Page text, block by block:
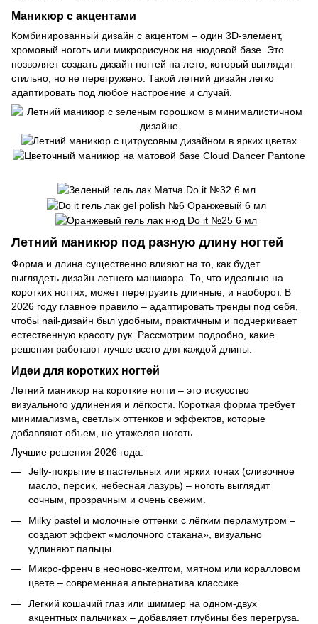
Маникюр с акцентами
Комбинированный дизайн с акцентом – один 3D-элемент,
хромовый ноготь или микрорисунок на нюдовой базе. Это
позволяет создать дизайн ногтей на лето, который выглядит
стильно, но не перегружено. Такой летний дизайн легко
адаптировать под любое настроение и случай.
Летний маникюр под разную длину ногтей
Форма и длина существенно влияют на то, как будет
выглядеть дизайн летнего маникюра. То, что идеально на
коротких ногтях, может перегрузить длинные, и наоборот. В
2026 году главное правило – адаптировать тренды под себя,
чтобы nail-дизайн был удобным, практичным и подчеркивает
естественную красоту рук. Рассмотрим подробно, какие
решения работают лучше всего для каждой длины.
Идеи для коротких ногтей
Летний маникюр на короткие ногти – это искусство
визуального удлинения и лёгкости. Короткая форма требует
минимализма, светлых оттенков и эффектов, которые
добавляют объем, не утяжеляя ноготь.
Лучшие решения 2026 года:
Jelly-покрытие в пастельных или ярких тонах (сливочное
масло, персик, небесная лазурь) – ноготь выглядит
сочным, прозрачным и очень свежим.
Milky pastel и молочные оттенки с лёгким перламутром –
создают эффект «молочного стакана», визуально
удлиняют пальцы.
Микро-френч в неоново-желтом, мятном или коралловом
цвете – современная альтернатива классике.
Легкий кошачий глаз или шиммер на одном-двух
акцентных пальчиках – добавляет глубины без перегруза.